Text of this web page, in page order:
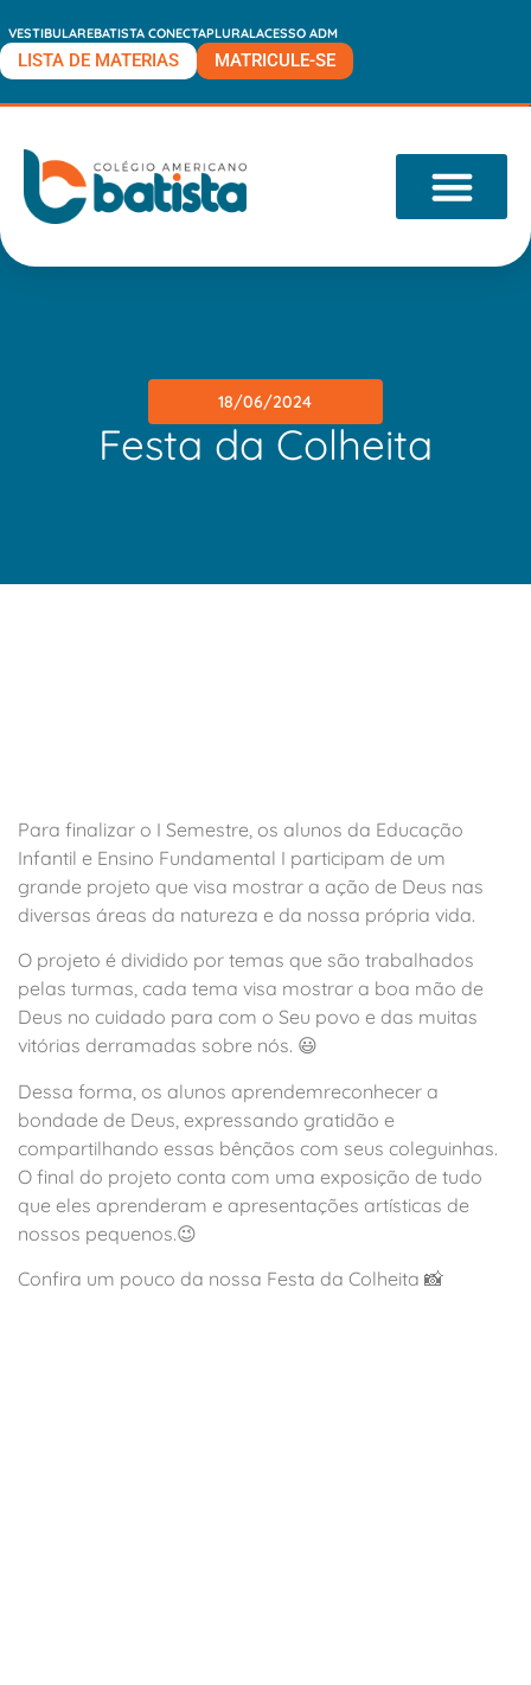
VESTIBULAREBATISTA CONECTAPLURALACESSO ADM
LISTA DE MATERIAS MATRICULE-SE
18/06/2024
Festa da Colheita
Para finalizar o I Semestre, os alunos da Educação
Infantil e Ensino Fundamental I participam de um
grande projeto que visa mostrar a ação de Deus nas
diversas áreas da natureza e da nossa própria vida.
O projeto é dividido por temas que são trabalhados
pelas turmas, cada tema visa mostrar a boa mão de
Deus no cuidado para com o Seu povo e das muitas
vitórias derramadas sobre nós. 😃
Dessa forma, os alunos aprendemreconhecer a
bondade de Deus, expressando gratidão e
compartilhando essas bênçãos com seus coleguinhas.
O final do projeto conta com uma exposição de tudo
que eles aprenderam e apresentações artísticas de
nossos pequenos.😉
Confira um pouco da nossa Festa da Colheita 📸